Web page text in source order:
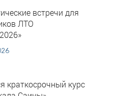
встречи для
ЛТО
краткосрочный курс